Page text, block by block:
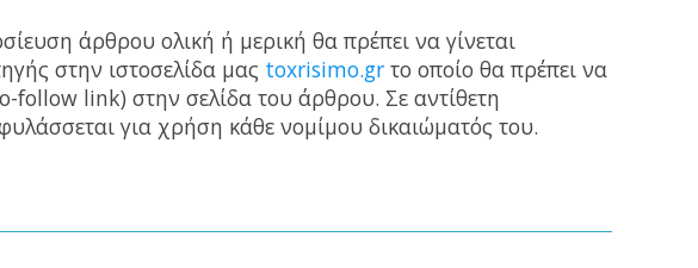
άρθρου ολική ή μερική θα πρέπει να γίνεται
στην ιστοσελίδα μας toxrisimo.gr το οποίο θα πρέπει να
follow link) στην σελίδα του άρθρου. Σε αντίθετη
για χρήση κάθε νομίμου δικαιώματός του.